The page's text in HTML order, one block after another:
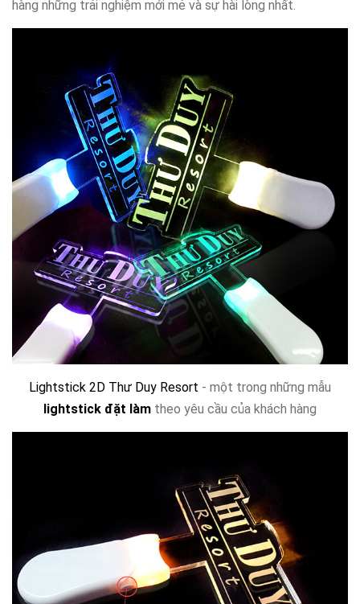
hàng những trải nghiệm mới mẻ và sự hài lòng nhất.
Lightstick 2D Thư Duy Resort - một trong những mẫu
lightstick đặt làm theo yêu cầu của khách hàng